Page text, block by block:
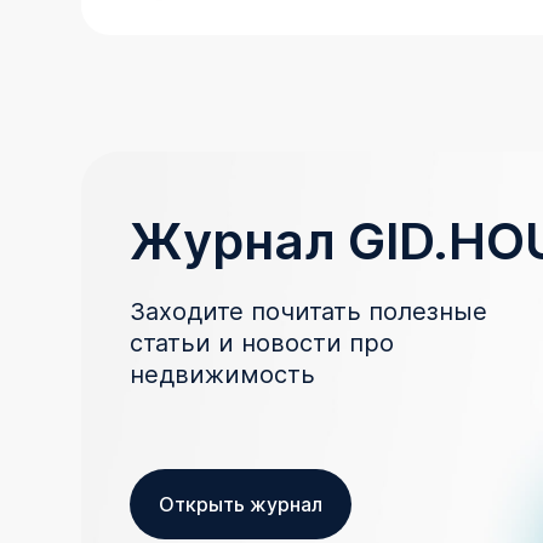
Журнал
Заходите почитать полезные
статьи и новости про
недвижимость
Открыть журнал